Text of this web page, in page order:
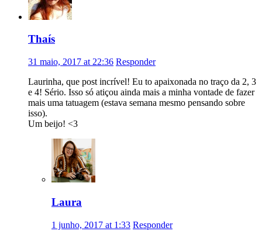
Thaís
31 maio, 2017 at 22:36 Responder
Laurinha, que post incrível! Eu to apaixonada no traço da 2, 3
e 4! Sério. Isso só atiçou ainda mais a minha vontade de fazer
mais uma tatuagem (estava semana mesmo pensando sobre
isso).
Um beijo! <3
Laura
1 junho, 2017 at 1:33 Responder